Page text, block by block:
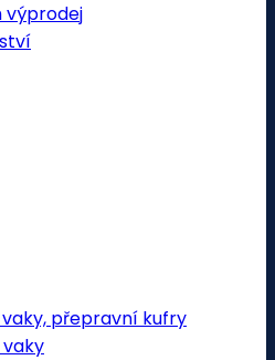
výprodej
přepravní kufry
vaky